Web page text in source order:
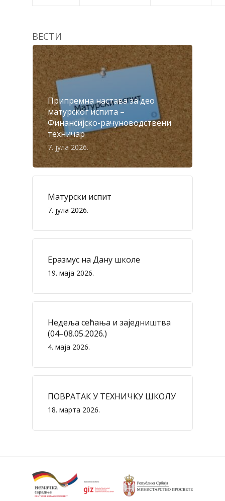
ВЕСТИ
Припремна настава за део
матурског испита –
Финансијско-рачуноводствени
техничар
7. јула 2026.
Матурски испит
7. јула 2026.
Еразмус на Дану школе
19. маја 2026.
Недеља сећања и заједништва
(04–08.05.2026.)
4. маја 2026.
ПОВРАТАК У ТЕХНИЧКУ ШКОЛУ
18. марта 2026.